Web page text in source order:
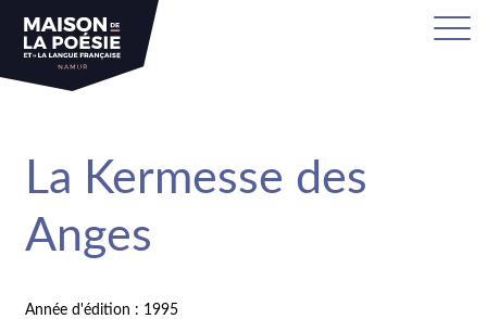
La Kermesse des
Anges
Année d'édition : 1995